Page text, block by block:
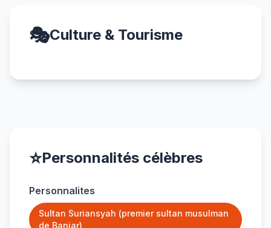
🎭Culture & Tourisme
⭐Personnalités célèbres
Personnalites
Sultan Suriansyah (premier sultan musulman
de Banjar)